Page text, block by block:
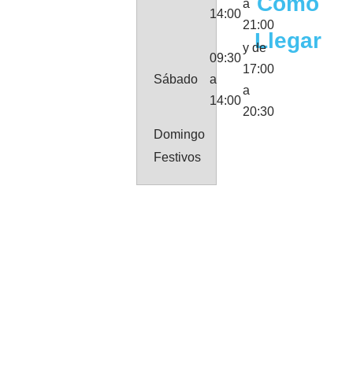
14:00
a
21:00
Sábado
09:30
a
14:00
y de
17:00
a
20:30
Domingo
Festivos
Llegar